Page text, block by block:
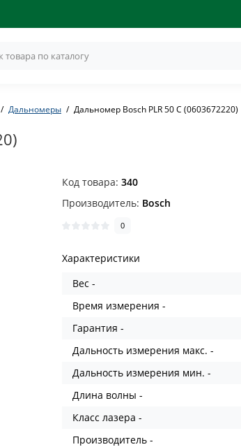
Дальномеры Дальномер Bosch PLR 50 C (0603672220)
Код товара:340
Производитель: Bosch
0
Характеристики
Вес -
Время измерения -
Гарантия -
Дальность измерения макс. -
Дальность измерения мин. -
Длина волны -
Класс лазера -
Производитель -